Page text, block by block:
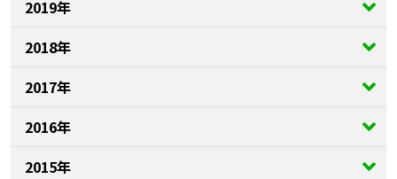
2019年
2018年
2017年
2016年
2015年